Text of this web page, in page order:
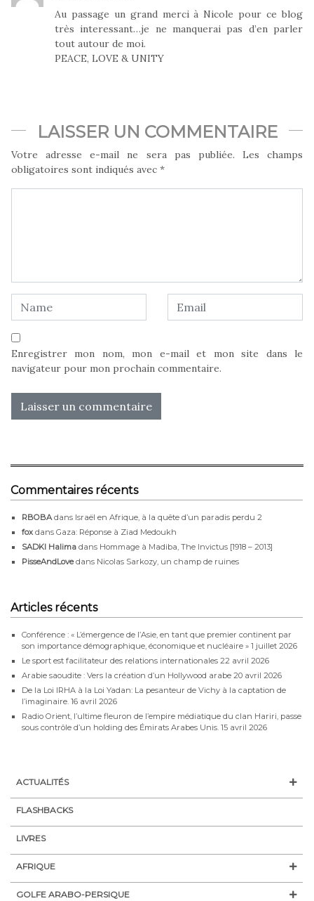
Au passage un grand merci à Nicole pour ce blog
très interessant…je ne manquerai pas d’en parler
tout autour de moi.
PEACE, LOVE & UNITY
LAISSER UN COMMENTAIRE
Votre adresse e-mail ne sera pas publiée.
Les champs
obligatoires sont indiqués avec *
Enregistrer mon nom, mon e-mail et mon site dans le
navigateur pour mon prochain commentaire.
Commentaires récents
RBOBA dans Israël en Afrique, à la quête d’un paradis perdu 2
fox dans Gaza: Réponse à Ziad Medoukh
SADKI Halima dans Hommage à Madiba, The Invictus [1918 – 2013]
PisseAndLovedans Nicolas Sarkozy, un champ de ruines
Articles récents
Conférence : « L’émergence de l’Asie, en tant que premier continent par
son importance démographique, économique et nucléaire » 1 juillet 2026
Le sport est facilitateur des relations internationales 22 avril 2026
Arabie saoudite : Vers la création d’un Hollywood arabe 20 avril 2026
De la Loi IRHA à la Loi Yadan: La pesanteur de Vichy à la captation de
l’imaginaire. 16 avril 2026
Radio Orient, l’ultime fleuron de l’empire médiatique du clan Hariri, passe
sous contrôle d’un holding des Émirats Arabes Unis. 15 avril 2026
ACTUALITÉS
FLASHBACKS
LIVRES
AFRIQUE
GOLFE ARABO-PERSIQUE